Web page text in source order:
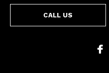
CALL US